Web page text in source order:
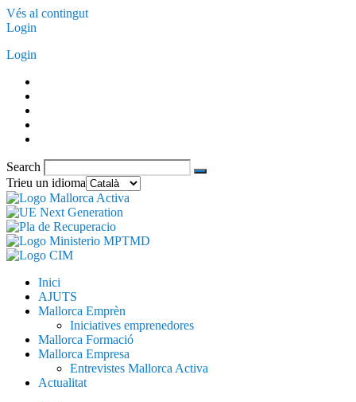
Vés al contingut
Login
Login
Search
Trieu un idioma
Inici
AJUTS
Mallorca Emprèn
Iniciatives emprenedores
Mallorca Formació
Mallorca Empresa
Entrevistes Mallorca Activa
Actualitat